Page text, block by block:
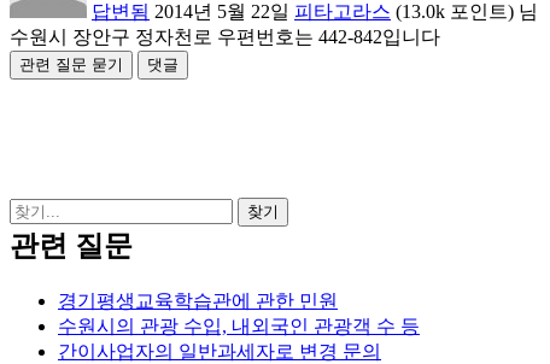
답변됨 2014년 5월 22일 피타고라스 (13.0k 포인트) 님
수원시 장안구 정자천로 우편번호는 442-842입니다
관련 질문
경기평생교육학습관에 관한 민원
수원시의 관광 수입, 내외국인 관광객 수 등
간이사업자의 일반과세자로 변경 문의